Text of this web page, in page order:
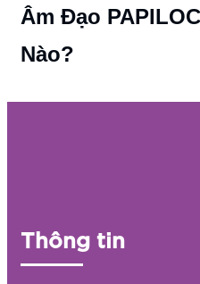
Âm Đạo
Nào?
Thông tin